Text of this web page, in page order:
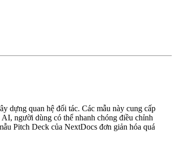
dựng quan hệ đối tác. Các mẫu này cung cấp
người dùng có thể nhanh chóng điều chỉnh
Pitch Deck của NextDocs đơn giản hóa quá